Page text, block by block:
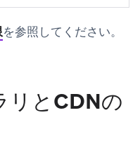
を参照してください。
リとCDNの